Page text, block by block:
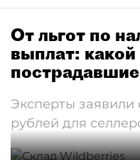
От льгот по
выплат:
Эксперты
рублей для